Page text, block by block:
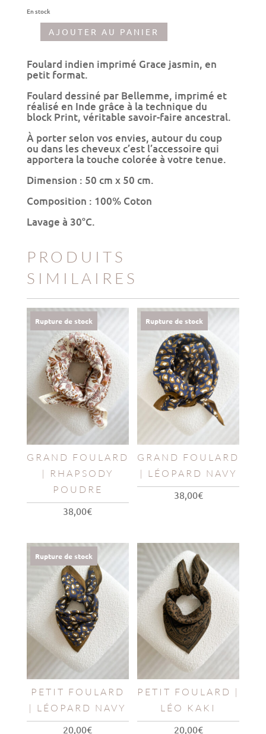
En stock
quantité
foulard
|
jasmin
AJOUTER AU PANIER
Foulard indien imprimé Grace jasmin, en
petit format.
Foulard dessiné par Bellemme, imprimé et
réalisé en Inde grâce à la technique du
block Print, véritable savoir-faire ancestral.
À porter selon vos envies, autour du coup
ou dans les cheveux c’est l’accessoire qui
apportera la touche colorée à votre tenue.
Dimension : 50 cm x 50 cm.
Composition : 100% Coton
Lavage à 30°C.
PRODUITS
SIMILAIRES
Rupture de stock
GRAND FOULARD
| RHAPSODY
POUDRE
38,00€
Rupture de stock
GRAND FOULARD
| LÉOPARD NAVY
38,00€
Rupture de stock
PETIT FOULARD
| LÉOPARD NAVY
20,00€
PETIT FOULARD |
LÉO KAKI
20,00€